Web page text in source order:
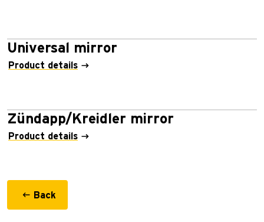
Universal mirror
Product details
Zündapp/Kreidler mirror
Product details
Back